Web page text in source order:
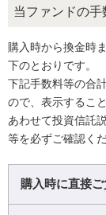
当ファンドの手
購入時から換金時
下のとおりです。
下記手数料等の合
ので、表示するこ
あわせて投資信託
等を必ずご確認くだ
購入時に直接